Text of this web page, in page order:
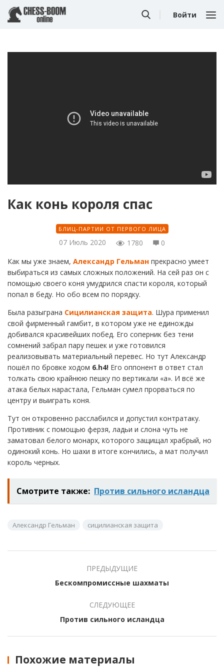
Войти
Как конь короля спас
БЛИЦ-ПАРТИИ ОТ ПЕРВОГО ЛИЦА
07 Июль 2020 1780
0
Как мы уже знаем, Александр Гельман прекрасно умеет
выбираться из самых сложных положений. На сей раз он с
помощью своего коня умудрился спасти короля, который
попал в беду. Но обо всем по порядку.
Была разыграна Сицилианская защита. Шура применил
свой фирменный гамбит, в котором уже не единожды
добивался красивейших побед. Его соперник без тени
сомнений забрал пару пешек и уже готовился
реализовывать материальный перевес. Но тут Александр
пошёл по бровке ходом 6.h4! Его оппонент в ответ стал
толкать свою крайнюю пешку по вертикали «а». И всё же
атака белых нарастала, Гельман сумел прорваться по
центру и выиграть коня.
Тут он откровенно расслабился и допустил контратаку.
Противник с помощью ферзя, ладьи и слона чуть не
заматовал белого монарх, которого защищал храбрый, но
одинокий конь. Но шахи в итоге кончились, а мат получил
король черных.
Смотрите также: Против сильного исландца
Александр Гельман сицилианская защита
ПРЕДЫДУЩИЕ
Бескомпромиссные шахматы
СЛЕДУЮЩЕЕ
Против сильного исландца
Похожие материалы